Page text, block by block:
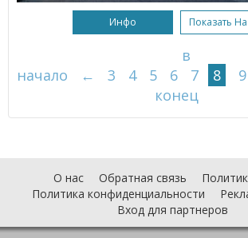
Инфо Показать
в
начало
← 3 4 5 6 7 8 9
конец
О нас Обратная связь
Политика конфиденциальности
Вход для партнеров